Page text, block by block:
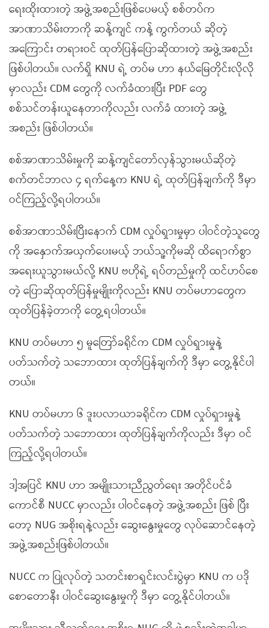
ရေးထိုးထားတဲ့ အဖွဲ့အစည်းဖြစ်ပေမယ့် စစ်တပ်က
အာဏာသိမ်းတာကို ဆန့်ကျင် ကန့် ကွက်တယ် ဆိုတဲ့
အကြောင်း တရားဝင် ထုတ်ပြန်ပြောဆိုထားတဲ့ အဖွဲ့အစည်း
ဖြစ်ပါတယ်။ လက်ရှိ KNU ရဲ့ တပ်မ ဟာ နယ်မြေတိုင်းလိုလို
မှာလည်း CDM တွေကို လက်ခံထားပြီး PDF တွေ
စစ်သင်တန်းယူနေတာကိုလည်း လက်ခံ ထားတဲ့ အဖွဲ့
အစည်း ဖြစ်ပါတယ်။
စစ်အာဏာသိမ်းမှုကို ဆန့်ကျင်တော်လှန်သွားမယ်ဆိုတဲ့
စက်တင်ဘာလ ၄ ရက်နေ့က KNU ရဲ့ ထုတ်ပြန်ချက်ကို ဒီမှာ
ဝင်ကြည့်လို့ရပါတယ်။
စစ်အာဏာသိမ်းပြီးနောက် CDM လှုပ်ရှားမှုမှာ ပါဝင်တဲ့သူတွေ
ကို အနှောက်အယှက်ပေးမယ့် ဘယ်သူ့ကိုမဆို ထိရောက်စွာ
အရေးယူသွားမယ်လို့ KNU ဗဟိုရဲ့ ရပ်တည်မှုကို ထင်ဟပ်စေ
တဲ့ ပြောဆိုထုတ်ပြန်မှုမျိုးကိုလည်း KNU တပ်မဟာတွေက
ထုတ်ပြန်ခဲ့တာကို တွေ့ရပါတယ်။
KNU တပ်မဟာ ၅ မူတြော်ခရိုင်က CDM လှုပ်ရှားမှုနဲ့
ပတ်သက်တဲ့ သဘောထား ထုတ်ပြန်ချက်ကို ဒီမှာ တွေ့နိုင်ပါ
တယ်။
KNU တပ်မဟာ ၆ ဒူးပလာယာခရိုင်က CDM လှုပ်ရှားမှုနဲ့
ပတ်သက်တဲ့ သဘောထား ထုတ်ပြန်ချက်ကိုလည်း ဒီမှာ ဝင်
ကြည့်လို့ရပါတယ်။
ဒါ့အပြင် KNU ဟာ အမျိုးသားညီညွတ်ရေး အတိုင်ပင်ခံ
ကောင်စီ NUCC မှာလည်း ပါဝင်နေတဲ့ အဖွဲ့အစည်း ဖြစ် ပြီး
တော့ NUG အစိုးရနဲ့လည်း ဆွေးနွေးမှုတွေ လုပ်ဆောင်နေတဲ့
အဖွဲ့အစည်းဖြစ်ပါတယ်။
NUCC က ပြုလုပ်တဲ့ သတင်းစာရှင်းလင်းပွဲမှာ KNU က ပဒို
စောတောနီး ပါဝင်ဆွေးနွေးမှုကို ဒီမှာ တွေ့နိုင်ပါတယ်။